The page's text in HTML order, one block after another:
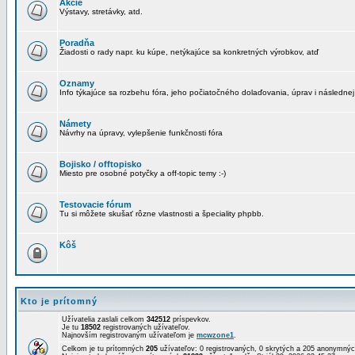
Akcie
Výstavy, stretávky, atd.
Poradňa
Žiadosti o rady napr. ku kúpe, netýkajúce sa konkretných výrobkov, atď
Oznamy
Info týkajúce sa rozbehu fóra, jeho počiatočného dolaďovania, úprav i následnej
Námety
Návrhy na úpravy, vylepšenie funkčnosti fóra
Bojisko / offtopisko
Miesto pre osobné potyčky a off-topic temy :-)
Testovacie fórum
Tu si môžete skušať rôzne vlastnosti a špeciality phpbb.
Kôš
Kto je prítomný
Užívatelia zaslali celkom 342512 príspevkov.
Je tu 18502 registrovaných užívateľov.
Najnovším registrovaným užívateľom je mcwzone1.
Celkom je tu prítomných 205 užívateľov: 0 registrovaných, 0 skrytých a 205